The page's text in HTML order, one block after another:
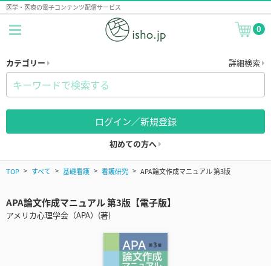
医学・医療の電子コンテンツ配信サービス
0
カテゴリー 詳細検索
ログイン／新規登録
初めての方へ
TOP すべて 基礎看護 看護研究 APA論文作成マニュアル 第3版
APA論文作成マニュアル 第3版【電子版】
アメリカ心理学会（APA）(著)